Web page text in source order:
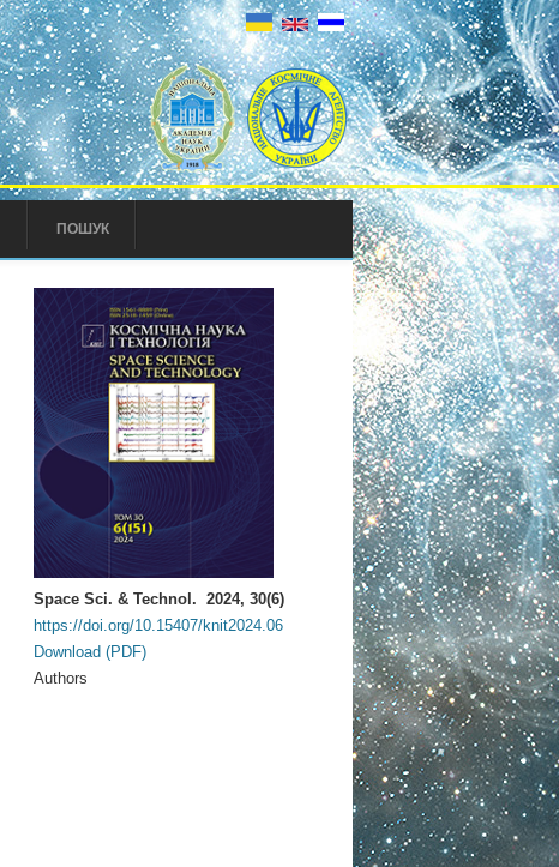
ПОШУК
Space Sci. & Technol. 2024, 30(6)
https://doi.org/10.15407/knit2024.06
Download (PDF)
Authors